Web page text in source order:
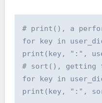
# print(), a
for key in
print(key, ":",
# sort(), getting
for key in
print(key, ":",